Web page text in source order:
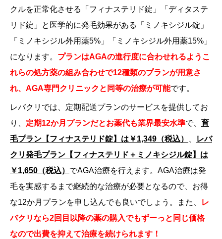
クルを正常化させる「フィナステリド錠」「ディタステ
リド錠」と医学的に発毛効果がある「ミノキシジル錠」
「ミノキシジル外用薬5%」「ミノキシジル外用薬15%」
になります。 プランはAGAの進行度に合わせれるようこ
れらの処方薬の組み合わせで12種類のプランが用意さ
れ、AGA専門クリニックと同等の治療が可能です。
レバクリでは、定期配送プランのサービスを提供してお
り、 定期12か月プランだとお薬代も業界最安水準で、 育
毛プラン【フィナステリド錠】は￥1,349（税込）
レバ
クリ発毛プラン【フィナステリド＋ミノキシジル錠】は
￥1,650（税込） でAGA治療を行えます。AGA治療は発
毛を実感するまで継続的な治療が必要となるので、お得
な12か月プランを申し込んでも良いでしょう。また、
レ
バクリなら2回目以降の薬の購入でもずーっと同じ価格
なので出費を抑えて治療を続けられます！